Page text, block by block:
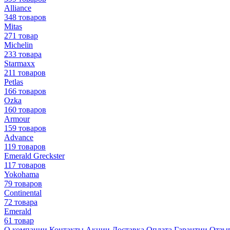
Alliance
348 товаров
Mitas
271 товар
Michelin
233 товара
Starmaxx
211 товаров
Petlas
166 товаров
Ozka
160 товаров
Armour
159 товаров
Advance
119 товаров
Emerald Greckster
117 товаров
Yokohama
79 товаров
Continental
72 товара
Emerald
61 товар